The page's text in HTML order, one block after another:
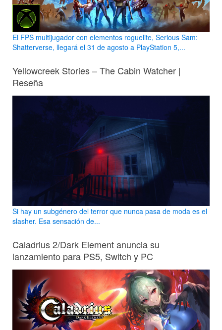
El FPS multijugador con elementos roguelite, Serious Sam:
Shatterverse, llegará el 31 de agosto a PlayStation 5,...
Yellowcreek Stories – The Cabin Watcher |
Reseña
Si hay un subgénero del terror que nunca pasa de moda es el
slasher. Esa sensación de...
Caladrius 2/Dark Element anuncia su
lanzamiento para PS5, Switch y PC